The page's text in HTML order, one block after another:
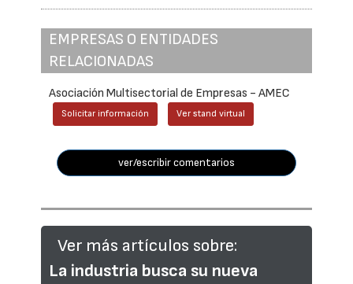
EMPRESAS O ENTIDADES
RELACIONADAS
Asociación Multisectorial de Empresas - AMEC
Solicitar información Ver stand virtual
ver/escribir comentarios
Ver más artículos sobre:
La industria busca su nueva